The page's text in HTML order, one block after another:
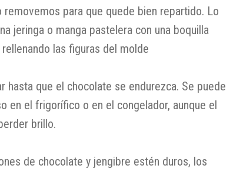
removemos para que quede bien repartido. Lo
jeringa o manga pastelera con una boquilla
las figuras del molde
hasta que el chocolate se endurezca. Se puede
en el frigorífico o en el congelador, aunque el
brillo.
de chocolate y jengibre estén duros, los